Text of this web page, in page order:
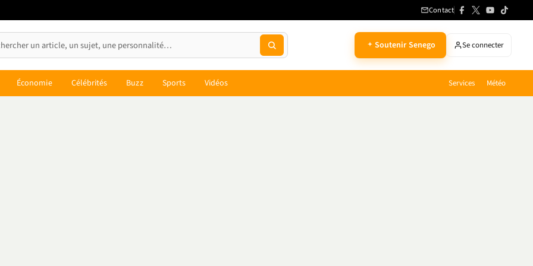
Contact
Soutenir Senego Se connecter
Économie Célébrités Buzz Sports Vidéos Services Météo